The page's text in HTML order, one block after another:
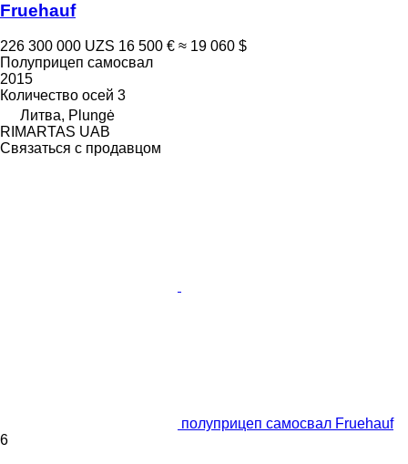
Fruehauf
226 300 000 UZS 16 500 € ≈ 19 060 $
Полуприцеп самосвал
2015
Количество осей 3
Литва, Plungė
RIMARTAS UAB
Связаться с продавцом
полуприцеп самосвал Fruehauf
6